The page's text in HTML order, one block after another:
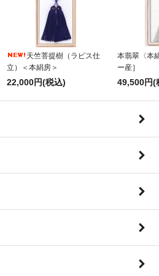
天竺菩提樹（ラピス仕
立）＜本絹房＞
22,000円(税込)
本翡翠〈本
ー産］
49,500円(